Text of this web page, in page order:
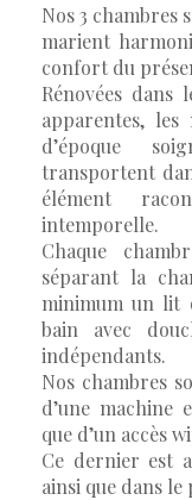
Nos 3 chambres
marient
confort du
Rénovées
apparentes,
d’époque
transportent
élément
intemporelle.
Chaque
séparant la
minimum un lit
bain avec
indépendants.
Nos chambres
d’une machine
que d’un accès
Ce dernier est
ainsi que dans